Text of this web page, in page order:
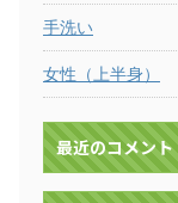
手洗い
女性（上半身）
最近のコメント